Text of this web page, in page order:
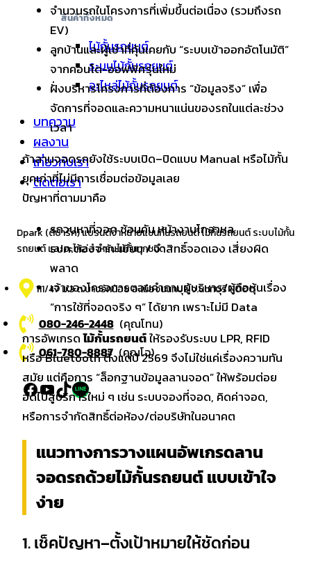
สินค้าทั้งหมด
ไม้กั้นรถยนต์
ระบบไม้กั้นรถยนต์
อะไหล่ไม้กั้นรถยนต์
บทความ
ผลงาน
เกี่ยวกับเรา
ติดต่อเรา
Dpark (ดีปาร์ค) แบรนด์จำหน่ายแขนกั้นรถยนต์ ไม้กั้นรถยนต์ ระบบไม้กั้น
รถยนต์ และอะไหล่สำหรับไม้กั้นทุกชนิด
111/47 ม.3 ต.บางรักน้อย อ.เมืองนนทบุรี จ.นนทบุรี 11000
080-246-2448 (คุณโทน)
061-780-8887(คุณโจ)
Facebook
YouTube
TikTok
LinkedIn
จำนวนรถในโครงการที่เพิ่มขึ้นต่อเนื่อง (รวมถึงรถ
EV)
ลูกบ้านและผู้เช่าที่คุ้นเคยกับ “ระบบเข้าออกอัตโนมัติ”
จากคอนโด-ออฟฟิศรุ่นใหม่
ฝั่งบริหารโครงการที่ต้องการ “ข้อมูลจริง” เพื่อ
จัดการที่จอดและความหนาแน่นของรถในแต่ละช่วง
เวลา
ถ้าลานจอดรถยังใช้ระบบเปิด–ปิดแบบ Manual หรือไม้กั้น
ยุคเก่าที่ไม่มีการเชื่อมต่อข้อมูลเลย
ปัญหาที่ตามมาคือ
รถวนหาที่จอด ซ้อนคัน หน้างานโกลาหล
รปภ.ต้องจำทะเบียน / จำสิทธิ์จอดเอง เสี่ยงผิด
พลาด
เจ้าของโครงการตอบคำถามผู้บริหาร/ผู้ถือหุ้นเรื่อง
“การใช้ที่จอดจริง ๆ” ได้ยาก เพราะไม่มี Data
การอัพเกรดไม้กั้นรถยนต์ให้รองรับระบบ LPR, RFID
หรือ Bluetooth ตั้งแต่ปี 2569 จึงไม่ใช่แค่เรื่องความทัน
สมัย แต่คือการ “ล็อกฐานข้อมูลลานจอด” ให้พร้อมต่อย
อดไปสู่บริการใหม่ ๆ เช่น ระบบจองที่จอด, คิดค่าจอด,
หรือการจำกัดสิทธิ์ต่อห้อง/ต่อบริษัทในอนาคต
แนวทางการวางแผนอัพเกรดลาน
จอดรถด้วยไม้กั้นรถยนต์ แบบเข้าใจ
ง่าย
1. เช็คปัญหา–ตั้งเป้าหมายให้ชัดก่อน